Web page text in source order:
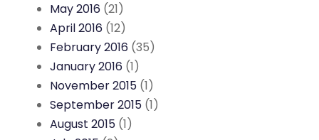
May 2016 (21)
April 2016 (12)
February 2016 (35)
January 2016 (1)
November 2015 (1)
September 2015 (1)
August 2015 (1)